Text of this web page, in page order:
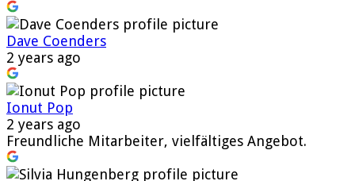
Dave Coenders
2 years ago
Ionut Pop
2 years ago
Freundliche Mitarbeiter, vielfältiges Angebot.